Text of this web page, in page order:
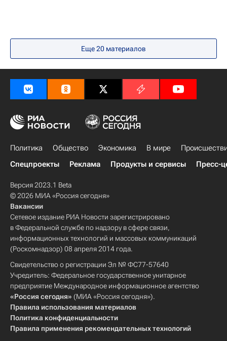
Еще 20 материалов
Политика Общество Экономика В мире
Спецпроекты
Реклама Продукты и сервисы Пресс-
Версия 2023.1 Beta
© 2026 МИА «Россия сегодня»
Вакансии
Сетевое издание РИА Новости зарегистрировано
в Федеральной службе по надзору в сфере связи,
информационных технологий и массовых коммуникаций
(Роскомнадзор) 08 апреля 2014 года.
Свидетельство о регистрации Эл № ФС77-57640
Учредитель: Федеральное государственное унитарное
предприятие Международное информационное агентство
«Россия сегодня» (МИА «Россия сегодня»).
Правила использования материалов
Политика конфиденциальности
Правила применения рекомендательных технологий